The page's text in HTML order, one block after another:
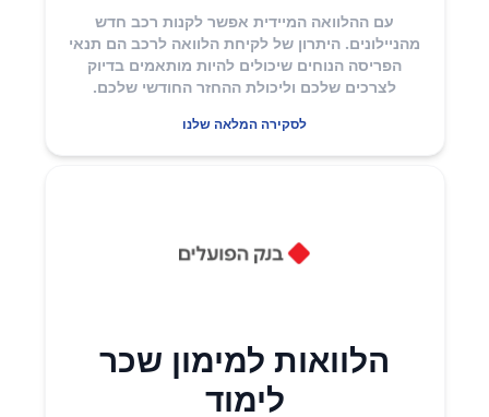
עם ההלוואה המיידית אפשר לקנות רכב חדש
מהניילונים. היתרון של לקיחת הלוואה לרכב הם תנאי
הפריסה הנוחים שיכולים להיות מותאמים בדיוק
לצרכים שלכם וליכולת ההחזר החודשי שלכם.
לסקירה המלאה שלנו
הלוואות למימון שכר
לימוד